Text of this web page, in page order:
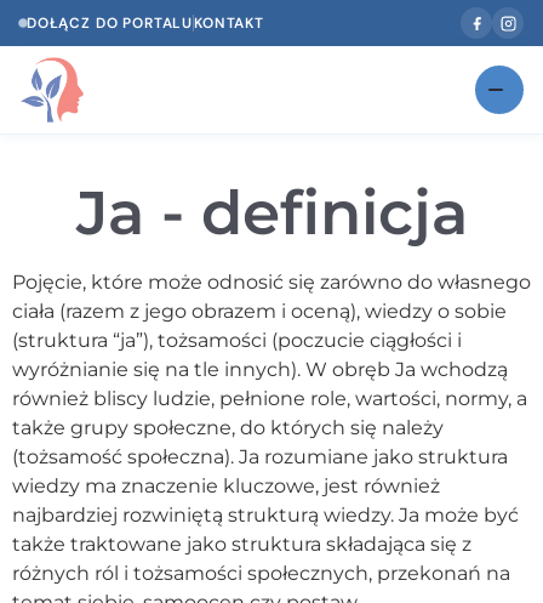
DOŁĄCZ DO PORTALUKONTAKT
NOWOŚĆ
Psycholog w Twoim języku
Diagnozy psychologiczne
Testy psychologiczne
Dawka wiedzy
Dla specjalistów
Kontakt
Ja - definicja
Pojęcie, które może odnosić się zarówno do własnego
ciała (razem z jego obrazem i oceną), wiedzy o sobie
(struktura “ja”), tożsamości (poczucie ciągłości i
wyróżnianie się na tle innych). W obręb Ja wchodzą
również bliscy ludzie, pełnione role, wartości, normy, a
także grupy społeczne, do których się należy
(tożsamość społeczna). Ja rozumiane jako struktura
wiedzy ma znaczenie kluczowe, jest również
najbardziej rozwiniętą strukturą wiedzy. Ja może być
także traktowane jako struktura składająca się z
różnych ról i tożsamości społecznych, przekonań na